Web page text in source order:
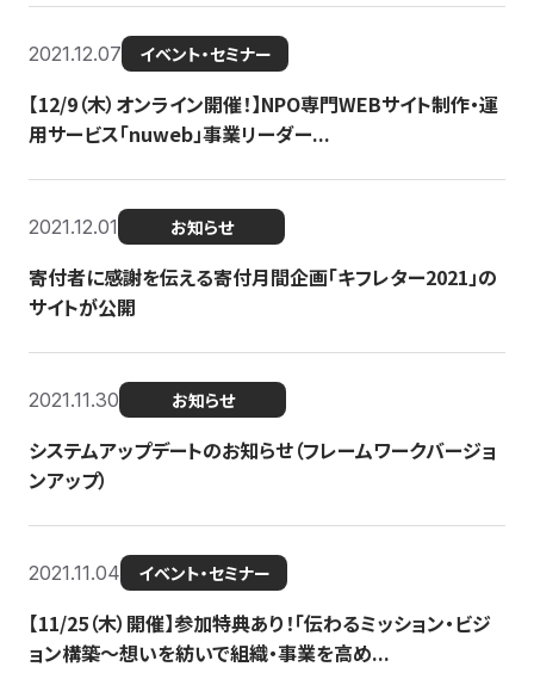
2021.12.07 イベント・セミナー
【12/9（木）オンライン開催！】NPO専門WEBサイト制作・運
用サービス「nuweb」事業リーダー...
2021.12.01 お知らせ
寄付者に感謝を伝える寄付月間企画「キフレター2021」の
サイトが公開
2021.11.30 お知らせ
システムアップデートのお知らせ（フレームワークバージョ
ンアップ）
2021.11.04 イベント・セミナー
【11/25（木）開催】参加特典あり！「伝わるミッション・ビジ
ョン構築〜想いを紡いで組織・事業を高め...